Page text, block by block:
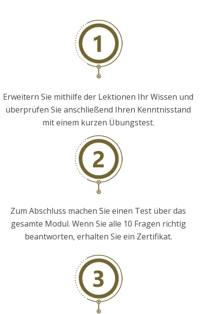
Erweitern Sie mithilfe der Lektionen Ihr Wissen und
überprüfen Sie anschließend Ihren Kenntnisstand
mit einem kurzen Übungstest.
Zum Abschluss machen Sie einen Test über das
gesamte Modul. Wenn Sie alle 10 Fragen richtig
beantworten, erhalten Sie ein Zertifikat.